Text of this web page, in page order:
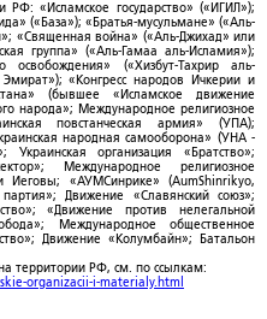
«Исламское государство» («ИГИЛ»);
(«База»); «Братья-мусульмане» («Аль-
«Священная война» («Аль-Джихад» или
группа» («Аль-Гамаа аль-Исламия»);
освобождения» («Хизбут-Тахрир аль-
«Конгресс народов Ичкерии и
(бывшее «Исламское движение
народа»; Международное религиозное
повстанческая армия» (УПА);
народная самооборона» (УНА -
организация «Братство»;
Международное религиозное
Иеговы; «АУМСинрике» (AumShinrikyo,
Движение «Славянский союз»;
«Движение против нелегальной
Международное общественное
Движение «Колумбайн»; Батальон
территории РФ, см. по ссылкам:
organizacii-i-materialy.html